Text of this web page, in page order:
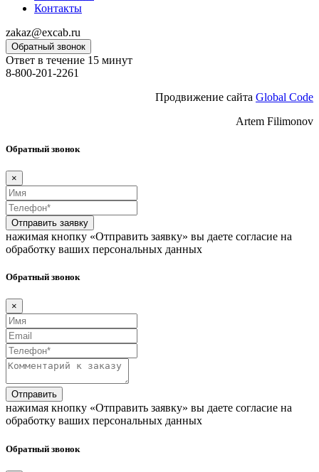
Контакты
zakaz@excab.ru
Обратный звонок
Ответ в течение 15 минут
8-800-201-2261
Продвижение сайта Global Code
Artem Filimonov
Обратный звонок
×
Отправить заявку
нажимая кнопку «Отправить заявку» вы даете согласие на
обработку ваших персональных данных
Обратный звонок
×
Отправить
нажимая кнопку «Отправить заявку» вы даете согласие на
обработку ваших персональных данных
Обратный звонок